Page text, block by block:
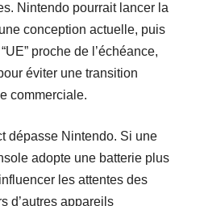
Nintendo pourrait lancer la
conception actuelle, puis
proche de l’échéance,
éviter une transition
commerciale.
dépasse Nintendo. Si une
adopte une batterie plus
les attentes des
d’autres appareils